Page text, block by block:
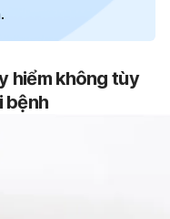
hiểm không tùy
bệnh